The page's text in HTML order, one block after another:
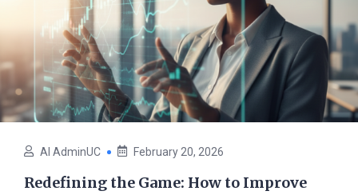
AI AdminUC February 20, 2026
Redefining the Game: How to Improve